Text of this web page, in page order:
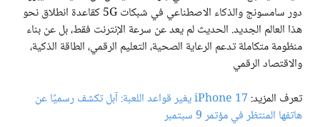
دور سامسونج والذكاء الاصطناعي في شبكات 5G كقاعدة انطلاق نحو
هذا العالم الجديد. الحديث لم يعد عن سرعة الإنترنت فقط، بل عن بناء
منظومة متكاملة تدعم الرعاية الصحية، التعليم الرقمي، الطاقة الذكية،
والاقتصاد الرقمي
تعرف المزيد:
iPhone 17 يغير قواعد اللعبة: آبل تكشف رسميًا عن
هاتفها المنتظر في مؤتمر 9 سبتمبر